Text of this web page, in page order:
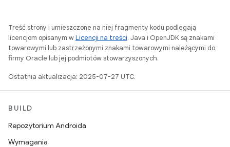
Treść strony i umieszczone na niej fragmenty kodu podlegają
licencjom opisanym wLicencji na treści. Java i OpenJDK są znakami
towarowymi lub zastrzeżonymi znakami towarowymi należącymi do
firmy Oracle lub jej podmiotów stowarzyszonych.
Ostatnia aktualizacja: 2025-07-27 UTC.
BUILD
Repozytorium Androida
Wymagania